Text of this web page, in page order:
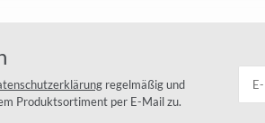
regelmäßig und
Produktsortiment per E-Mail zu.